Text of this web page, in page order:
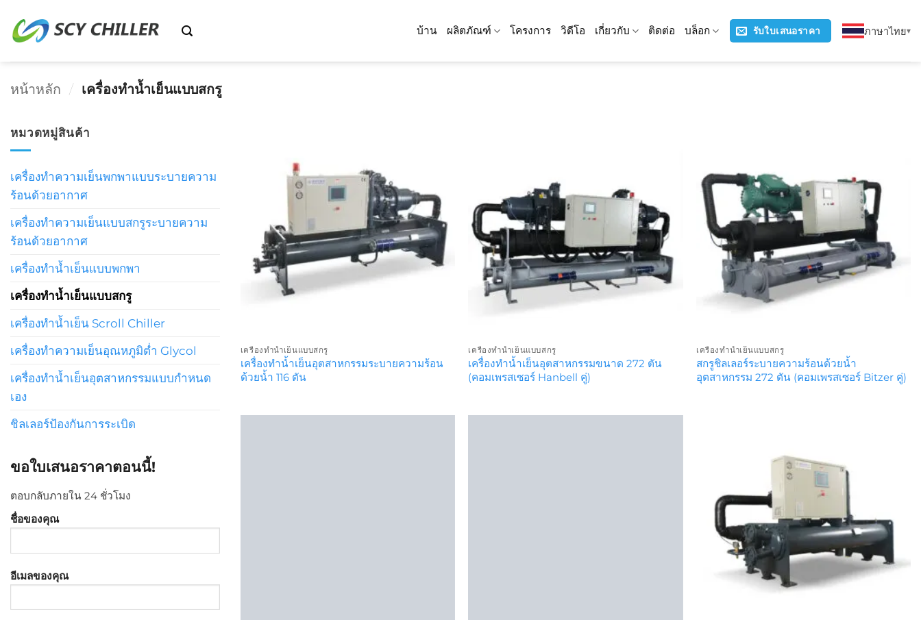
เนื้อหา
บ้าน ผลิตภัณฑ์ โครงการ วิดีโอ เกี่ยวกับ ติดต่อ บล็อก รับใบเสนอราคา ภาษาไทย
หน้าหลัก / เครื่องทำน้ำเย็นแบบสกรู
หมวดหมู่สินค้า
เครื่องทำความเย็นพกพาแบบระบายความ
ร้อนด้วยอากาศ
เครื่องทำความเย็นแบบสกรูระบายความ
ร้อนด้วยอากาศ
เครื่องทำน้ำเย็นแบบพกพา
เครื่องทำน้ำเย็นแบบสกรู
เครื่องทำน้ำเย็น Scroll Chiller
เครื่องทำความเย็นอุณหภูมิต่ำ Glycol
เครื่องทำน้ำเย็นอุตสาหกรรมแบบกำหนด
เอง
ชิลเลอร์ป้องกันการระเบิด
ขอใบเสนอราคาตอนนี้!
ตอบกลับภายใน 24 ชั่วโมง
ชื่อของคุณ
อีเมลของคุณ
เครื่องทำน้ำเย็นแบบสกรู
เครื่องทำน้ำเย็นอุตสาหกรรมระบายความร้อน
ด้วยน้ำ 116 ตัน
เครื่องทำน้ำเย็นแบบสกรู
เครื่องทำน้ำเย็นอุตสาหกรรมขนาด 272 ตัน
(คอมเพรสเซอร์ Hanbell คู่)
เครื่องทำน้ำเย็นแบบสกรู
สกรูชิลเลอร์ระบายความร้อนด้วยน้ำ
อุตสาหกรรม 272 ตัน (คอมเพรสเซอร์ Bitzer คู่)